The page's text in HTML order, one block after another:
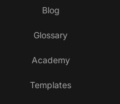
Blog
Glossary
Academy
Templates